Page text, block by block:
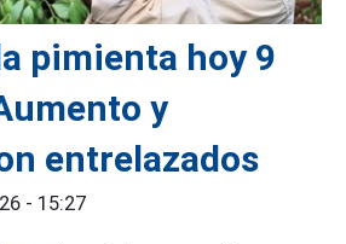
pimienta hoy 9
y
entrelazados
- 15:27